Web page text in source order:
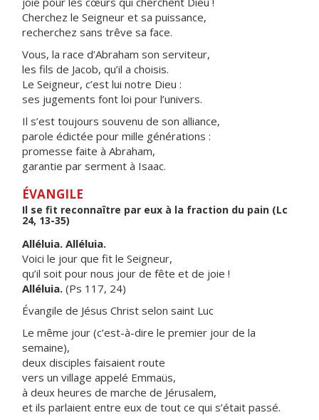
Cherchez le Seigneur et sa puissance,
recherchez sans trêve sa face.
Vous, la race d’Abraham son serviteur,
les fils de Jacob, qu’il a choisis.
Le Seigneur, c’est lui notre Dieu :
ses jugements font loi pour l’univers.
Il s’est toujours souvenu de son alliance,
parole édictée pour mille générations :
promesse faite à Abraham,
garantie par serment à Isaac.
ÉVANGILE
Il se fit reconnaître par eux à la fraction du pain (Lc
24, 13-35)
Alléluia. Alléluia.
Voici le jour que fit le Seigneur,
qu’il soit pour nous jour de fête et de joie !
Alléluia. (Ps 117, 24)
Évangile de Jésus Christ selon saint Luc
Le même jour (c’est-à-dire le premier jour de la
semaine),
deux disciples faisaient route
vers un village appelé Emmaüs,
à deux heures de marche de Jérusalem,
et ils parlaient entre eux de tout ce qui s’était passé.